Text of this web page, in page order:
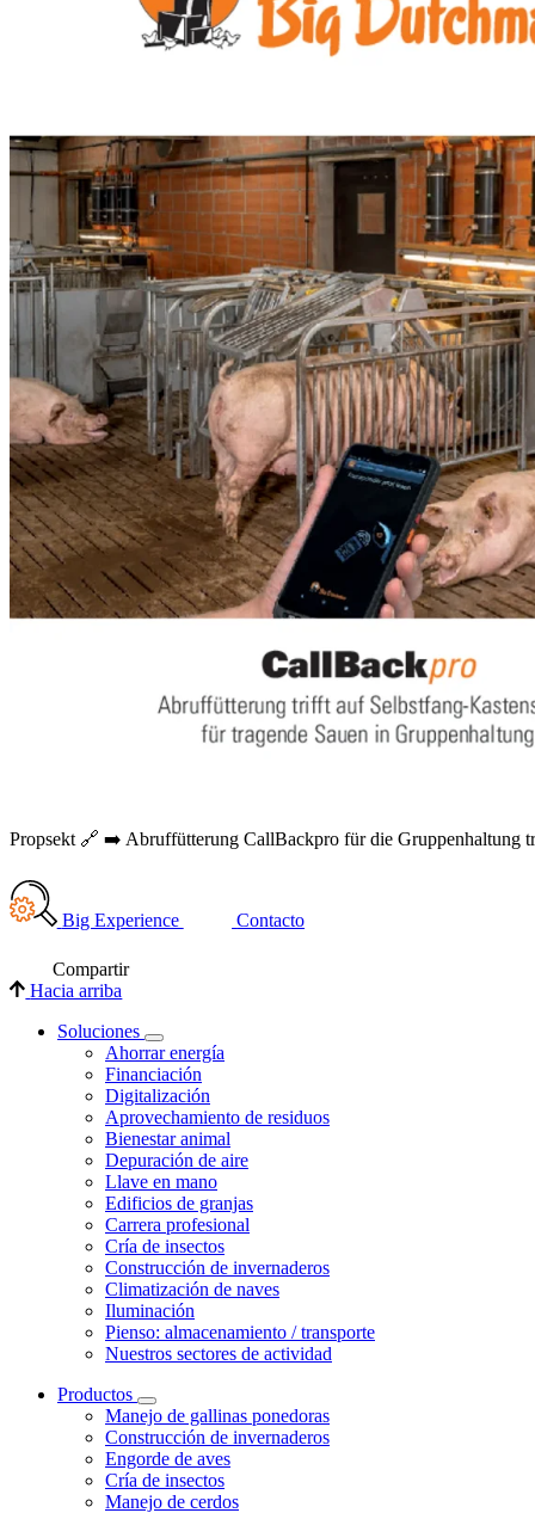
Propsekt 🔗 ➡️ Abruffütterung CallBackpro für die Gruppenhaltung
Big Experience Contacto
Compartir
Hacia arriba
Soluciones
Ahorrar energía
Financiación
Digitalización
Aprovechamiento de residuos
Bienestar animal
Depuración de aire
Llave en mano
Edificios de granjas
Carrera profesional
Cría de insectos
Construcción de invernaderos
Climatización de naves
Iluminación
Pienso: almacenamiento / transporte
Nuestros sectores de actividad
Productos
Manejo de gallinas ponedoras
Construcción de invernaderos
Engorde de aves
Cría de insectos
Manejo de cerdos